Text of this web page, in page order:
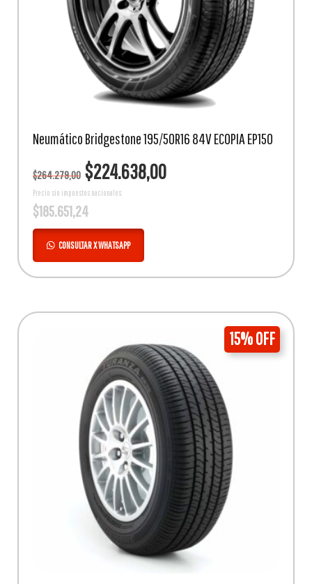
Neumático Bridgestone 195/50R16 84V ECOPIA EP150
$264.279,00
El
precio
original
era:
$224.638,00precio
Precio sin impuestos nacionales:
$185.651,24
CONSULTAR X WHATSAPP
15% OFF